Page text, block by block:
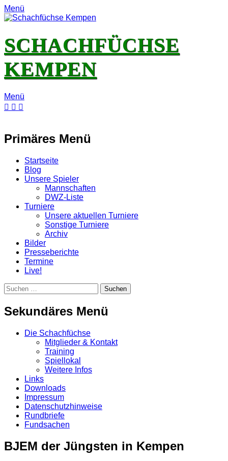
Menü
SCHACHFÜCHSE
KEMPEN
Menü
E-
FeedYouTube
Primäres Menü
Zum
Inhalt
springen
Startseite
Blog
Unsere Spieler
Mannschaften
DWZ-Liste
Turniere
Unsere aktuellen Turniere
Sonstige Turniere
Archiv
Bilder
Presseberichte
Termine
Live!
Suchen
Suchen
nach:
Sekundäres Menü
Zum
Die Schachfüchse
Mitglieder & Kontakt
Training
Spiellokal
Weitere Infos
Links
Downloads
Impressum
Datenschutzhinweise
Rundbriefe
Fundsachen
BJEM der Jüngsten in Kempen